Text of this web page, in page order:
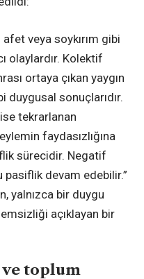
veya soykırım gibi
olaylardır. Kolektif
ortaya çıkan yaygın
duygusal sonuçlarıdır.
tekrarlanan
faydasızlığına
sürecidir. Negatif
devam edebilir.”
yalnızca bir duygu
açıklayan bir
toplum